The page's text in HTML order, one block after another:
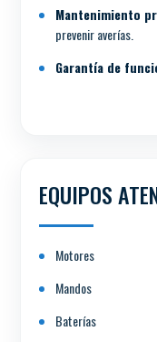
Mantenimiento
prevenir averías.
Garantía de
EQUIPOS
Motores
Mandos
Baterías